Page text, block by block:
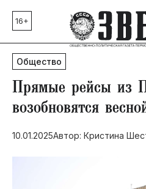
Главные темы
80 лет Победы
Молодежная столица РФ
СВО
Выборы в Пермском крае
Инфраструктура
Благоустройство
16+
Общество
​Прямые рейсы из
возобновятся
10.01.2025Автор: Кристина